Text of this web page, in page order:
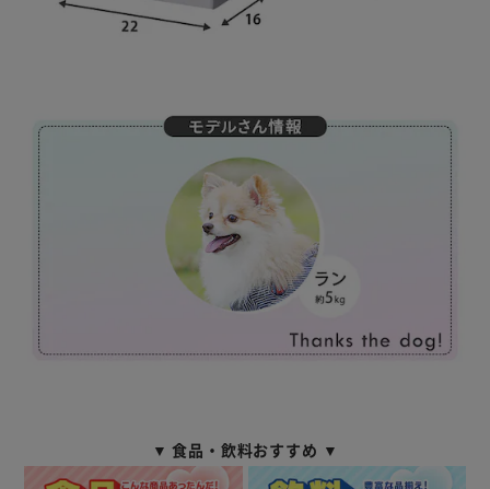
▼ 食品・飲料おすすめ ▼